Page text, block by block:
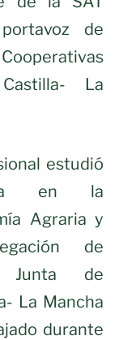
de
La
estudió
en la
Agraria y
de
de
La Mancha
durante